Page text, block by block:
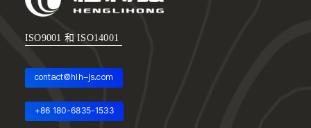
ISO9001 和 ISO14001
contact@hlh-js.com
+86 180-6835-1533